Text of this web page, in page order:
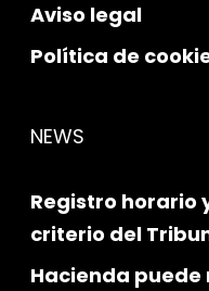
Aviso legal
Política de
NEWS
Registro horario
criterio del
Hacienda